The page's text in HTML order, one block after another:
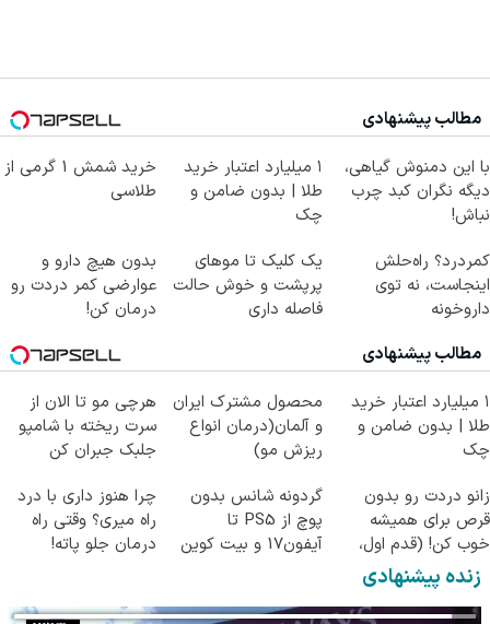
مطالب پیشنهادی
با این دمنوش گیاهی،
دیگه نگران کبد چرب
نباش!
۱ میلیارد اعتبار خرید
طلا | بدون ضامن و
چک
خرید شمش 1 گرمی از
طلاسی
کمردرد؟ راه‌حلش
اینجاست، نه توی
داروخونه
یک کلیک تا موهای
پرپشت و خوش حالت
فاصله داری
بدون هیچ دارو و
عوارضی کمر دردت رو
درمان کن!
مطالب پیشنهادی
۱ میلیارد اعتبار خرید
طلا | بدون ضامن و
چک
محصول مشترک ایران
و آلمان(درمان انواع
ریزش مو)
هرچی مو تا الان از
سرت ریخته با شامپو
جلبک جبران کن
زانو دردت رو بدون
قرص برای همیشه
خوب کن! (قدم اول،
پرسش‌نامه)
گردونه شانس بدون
پوچ از PS5 تا
آیفون17 و بیت کوین
چرا هنوز داری با درد
راه میری؟ وقتی راه
درمان جلو پاته!
زنده پیشنهادی